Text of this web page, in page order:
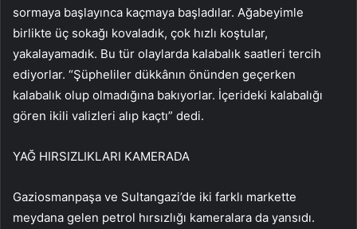
sormaya başlayınca kaçmaya başladılar. Ağabeyimle
birlikte üç sokağı kovaladık, çok hızlı koştular,
yakalayamadık. Bu tür olaylarda kalabalık saatleri tercih
ediyorlar. “Şüpheliler dükkânın önünden geçerken
kalabalık olup olmadığına bakıyorlar. İçerideki kalabalığı
gören ikili valizleri alıp kaçtı” dedi.
YAĞ HIRSIZLIKLARI KAMERADA
Gaziosmanpaşa ve Sultangazi’de iki farklı markette
meydana gelen petrol hırsızlığı kameralara da yansıdı.